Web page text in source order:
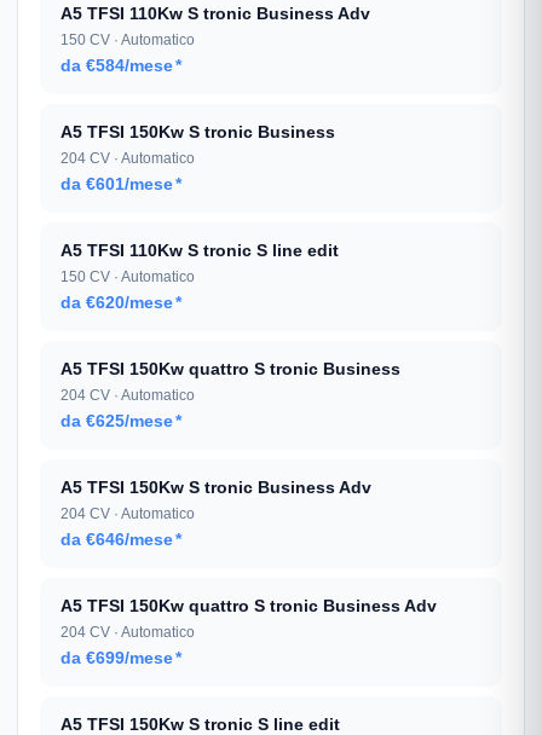
A5 TFSI 110Kw S tronic Business Adv
150 CV · Automatico
da €584/mese*
A5 TFSI 150Kw S tronic Business
204 CV · Automatico
da €601/mese*
A5 TFSI 110Kw S tronic S line edit
150 CV · Automatico
da €620/mese*
A5 TFSI 150Kw quattro S tronic Business
204 CV · Automatico
da €625/mese*
A5 TFSI 150Kw S tronic Business Adv
204 CV · Automatico
da €646/mese*
A5 TFSI 150Kw quattro S tronic Business Adv
204 CV · Automatico
da €699/mese*
A5 TFSI 150Kw S tronic S line edit